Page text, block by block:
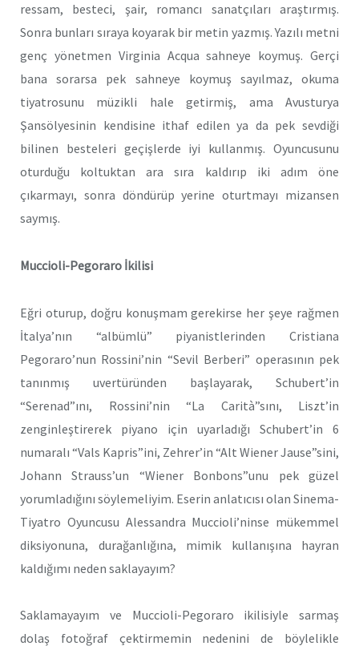
ressam, besteci, şair, romancı sanatçıları araştırmış.
Sonra bunları sıraya koyarak bir metin yazmış. Yazılı metni
genç yönetmen Virginia Acqua sahneye koymuş. Gerçi
bana sorarsa pek sahneye koymuş sayılmaz, okuma
tiyatrosunu müzikli hale getirmiş, ama Avusturya
Şansölyesinin kendisine ithaf edilen ya da pek sevdiği
bilinen besteleri geçişlerde iyi kullanmış. Oyuncusunu
oturduğu koltuktan ara sıra kaldırıp iki adım öne
çıkarmayı, sonra döndürüp yerine oturtmayı mizansen
saymış.
Muccioli-Pegoraro İkilisi
Eğri oturup, doğru konuşmam gerekirse her şeye rağmen
İtalya’nın “albümlü” piyanistlerinden Cristiana
Pegoraro’nun Rossini’nin “Sevil Berberi” operasının pek
tanınmış uvertüründen başlayarak, Schubert’in
“Serenad”ını, Rossini’nin “La Carità”sını, Liszt’in
zenginleştirerek piyano için uyarladığı Schubert’in 6
numaralı “Vals Kapris”ini, Zehrer’in “Alt Wiener Jause”sini,
Johann Strauss’un “Wiener Bonbons”unu pek güzel
yorumladığını söylemeliyim. Eserin anlatıcısı olan Sinema-
Tiyatro Oyuncusu Alessandra Muccioli’ninse mükemmel
diksiyonuna, durağanlığına, mimik kullanışına hayran
kaldığımı neden saklayayım?
Saklamayayım ve Muccioli-Pegoraro ikilisiyle sarmaş
dolaş fotoğraf çektirmemin nedenini de böylelikle